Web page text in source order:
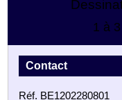
1 à
Contact
Réf. BE1202280801